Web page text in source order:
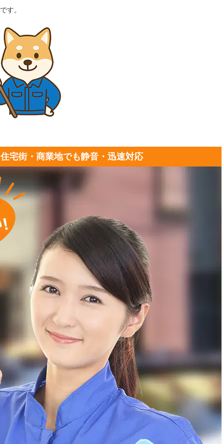
す。
宅街・商業地でも静音・迅速対応